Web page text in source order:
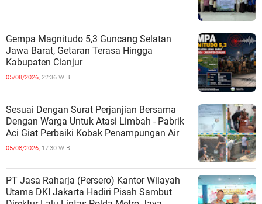
Gempa Magnitudo 5,3 Guncang Selatan
Jawa Barat, Getaran Terasa Hingga
Kabupaten Cianjur
05/08/2026, 22:36 WIB
Sesuai Dengan Surat Perjanjian Bersama
Dengan Warga Untuk Atasi Limbah - Pabrik
Aci Giat Perbaiki Kobak Penampungan Air
05/08/2026, 17:30 WIB
PT Jasa Raharja (Persero) Kantor Wilayah
Utama DKI Jakarta Hadiri Pisah Sambut